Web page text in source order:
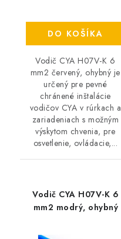
DO KOŠÍKA
Vodič CYA H07V-K 6
mm2 červený, ohybný je
určený pre pevné
chránené inštalácie
vodičov CYA v rúrkach a
zariadeniach s možným
výskytom chvenia, pre
osvetlenie, ovládacie,...
Vodič CYA H07V-K 6
mm2 modrý, ohybný